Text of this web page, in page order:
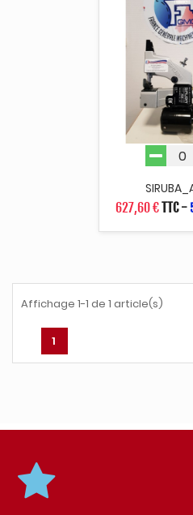
627,60 €TTC-
Affichage 1-1 de 1 article(s)
1